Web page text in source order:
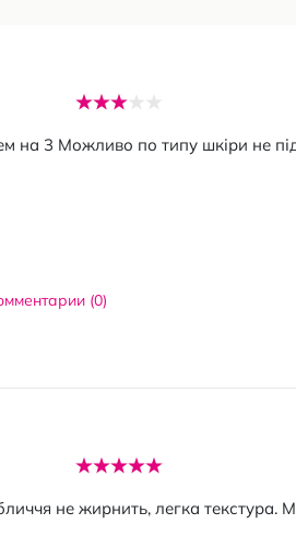
на 3 Можливо по типу шкіри не
(0)
не жирнить, легка текстура.